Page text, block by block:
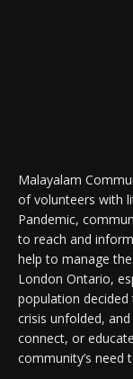
Malayalam
of volunteers with
Pandemic,
to reach and
help to manage
London Ontario,
population
crisis unfolded,
connect, or
community’s need